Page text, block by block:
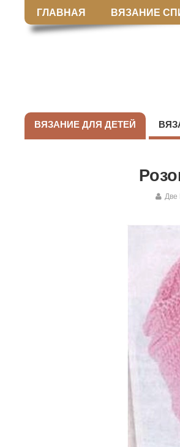
ГЛАВНАЯ ВЯЗАНИЕ
ВЯЗАНИЕ ДЛЯ ДЕТЕЙ
Две